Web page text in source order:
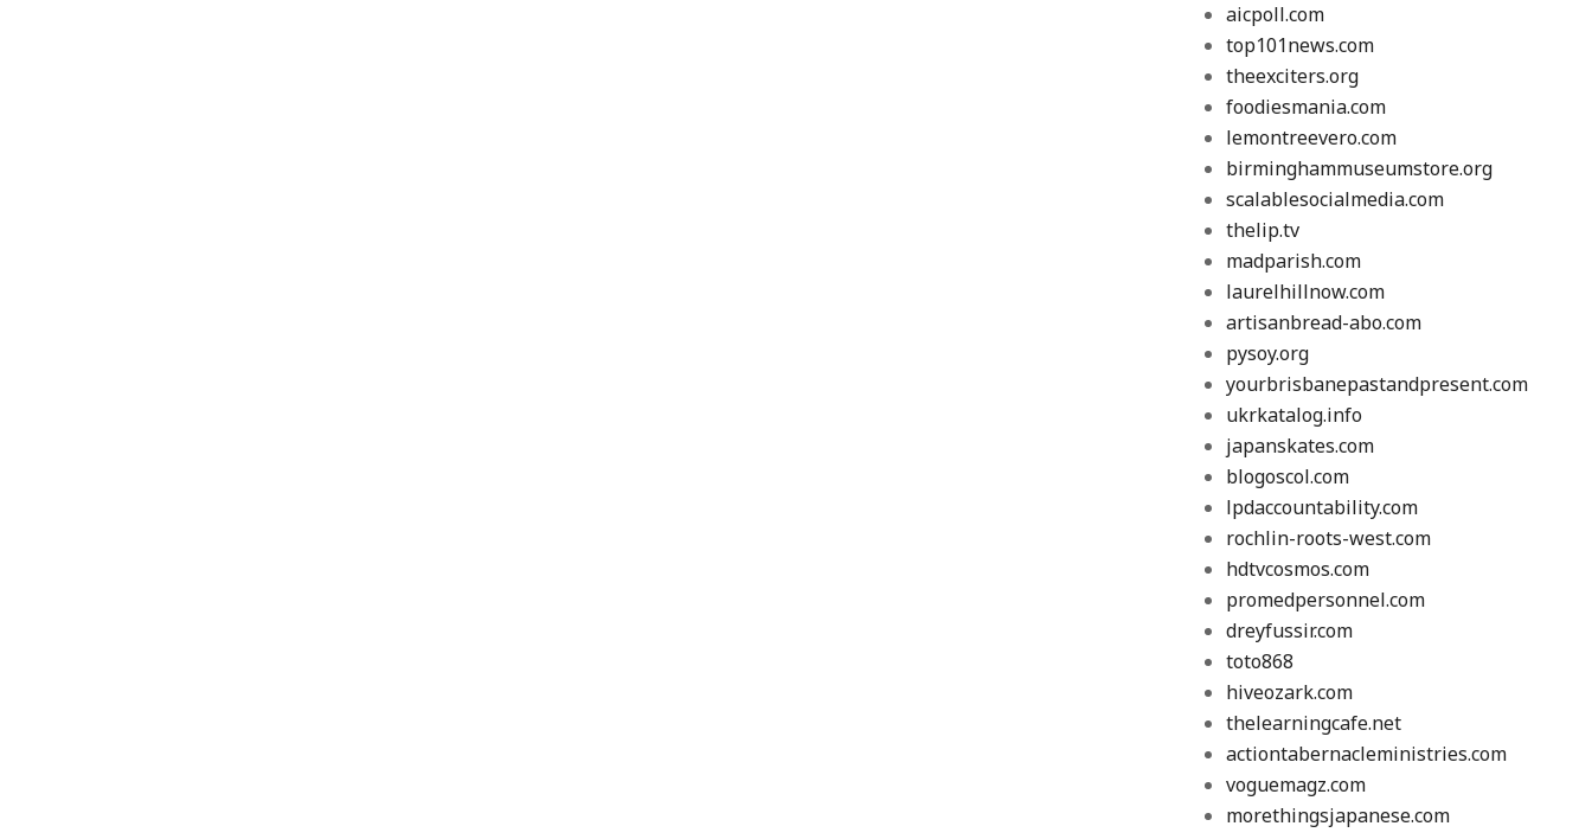
aicpoll.com
top101news.com
theexciters.org
foodiesmania.com
lemontreevero.com
birminghammuseumstore.org
scalablesocialmedia.com
thelip.tv
madparish.com
laurelhillnow.com
artisanbread-abo.com
pysoy.org
yourbrisbanepastandpresent.com
ukrkatalog.info
japanskates.com
blogoscol.com
lpdaccountability.com
rochlin-roots-west.com
hdtvcosmos.com
promedpersonnel.com
dreyfussir.com
toto868
hiveozark.com
thelearningcafe.net
actiontabernacleministries.com
voguemagz.com
morethingsjapanese.com